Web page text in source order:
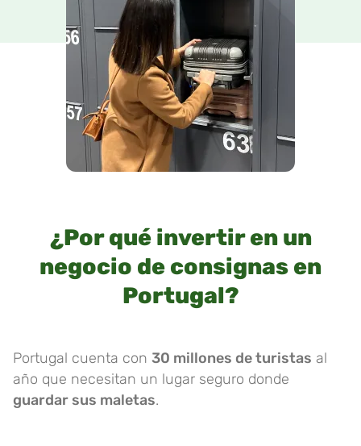
¿Por qué invertir en un
negocio de consignas en
Portugal?
Portugal cuenta con 30 millones de turistas al
año que necesitan un lugar seguro donde
guardar sus maletas.